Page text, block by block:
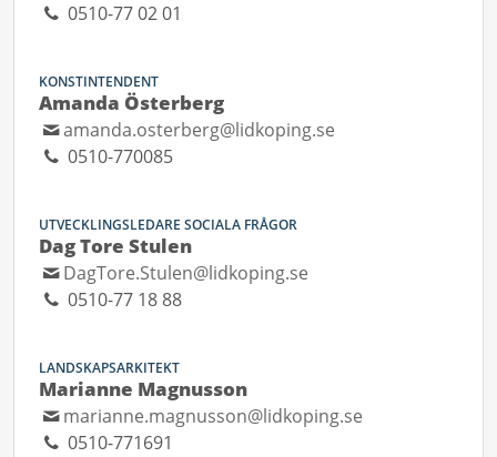
0510-77 02 01
KONSTINTENDENT
Amanda Österberg
amanda.osterberg@lidkoping.se
0510-770085
UTVECKLINGSLEDARE SOCIALA FRÅGOR
Dag Tore Stulen
DagTore.Stulen@lidkoping.se
0510-77 18 88
LANDSKAPSARKITEKT
Marianne Magnusson
marianne.magnusson@lidkoping.se
0510-771691